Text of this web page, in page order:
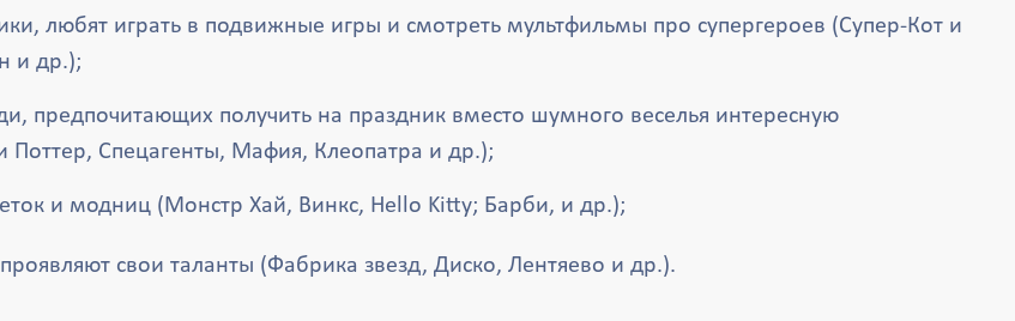
любят играть в подвижные игры и смотреть мультфильмы про супергероев (Супер-Кот и
и др.);
предпочитающих получить на праздник вместо шумного веселья интересную
Поттер, Спецагенты, Мафия, Клеопатра и др.);
и модниц (Монстр Хай, Винкс, Hello Kitty; Барби, и др.);
свои таланты (Фабрика звезд, Диско, Лентяево и др.).